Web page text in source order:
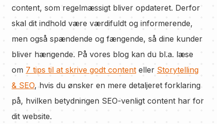
content, som regelmæssigt bliver opdateret. Derfor
skal dit indhold være værdifuldt og informerende,
men også spændende og fængende, så dine kunder
bliver hængende. På vores blog kan du bl.a. læse
om 7 tips til at skrive godt content eller Storytelling
& SEO, hvis du ønsker en mere detaljeret forklaring
på, hvilken betydningen SEO-venligt content har for
dit website.